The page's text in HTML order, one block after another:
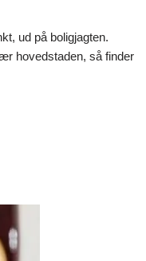
ud på boligjagten.
hovedstaden, så finder